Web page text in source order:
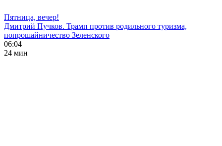
Пятница, вечер!
Дмитрий Пучков. Трамп против родильного туризма,
попрошайничество Зеленского
06:04
24 мин